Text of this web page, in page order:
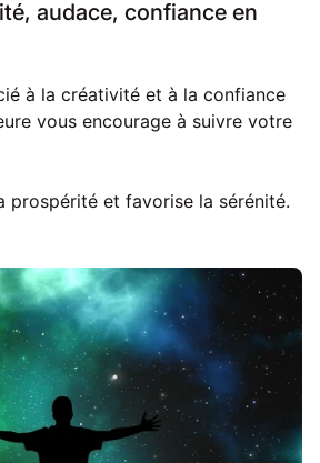
audace, confiance en
à la créativité et à la confiance
vous encourage à suivre votre
prospérité et favorise la sérénité.